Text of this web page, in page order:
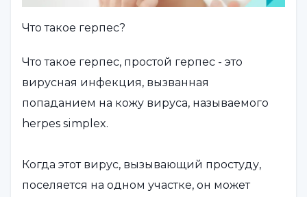
Что такое герпес?
Что такое герпес, простой герпес - это
вирусная инфекция, вызванная
попаданием на кожу вируса, называемого
herpes simplex.
Когда этот вирус, вызывающий простуду,
поселяется на одном участке, он может